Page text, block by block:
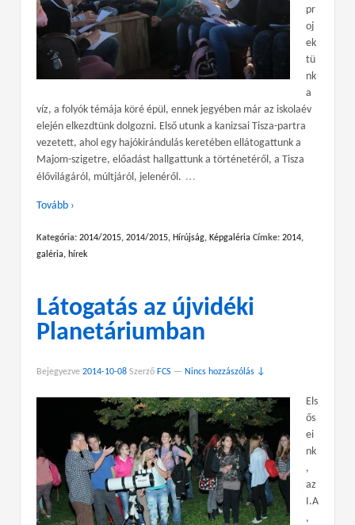
pr
oj
ek
tü
nk
a
víz, a folyók témája köré épül, ennek jegyében már az iskolaév
elején elkezdtünk dolgozni. Első utunk a kanizsai Tisza-partra
vezetett, ahol egy hajókirándulás keretében ellátogattunk a
Majom-szigetre, előadást hallgattunk a történetéről, a Tisza
élővilágáról, múltjáról, jelenéről. …
Tovább ›
Kategória: 2014/2015, 2014/2015, Hírújság, Képgaléria Címke: 2014,
galéria, hírek
Látogatás az újvidéki
Planetáriumban
Bejegyezve 2014-10-08 Szerző FCS — Nincs hozzászólás ↓
Els
ős
ei
nk
,
az
I.A
,